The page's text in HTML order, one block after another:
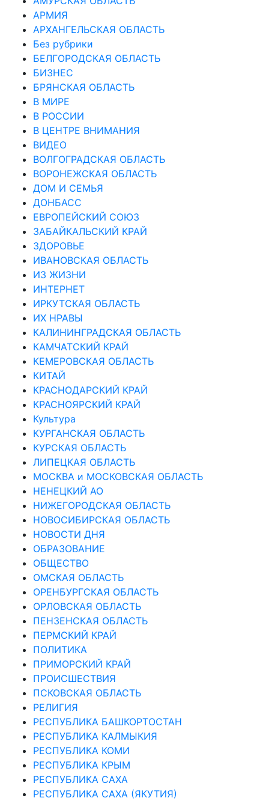
АРМИЯ
АРХАНГЕЛЬСКАЯ ОБЛАСТЬ
Без рубрики
БЕЛГОРОДСКАЯ ОБЛАСТЬ
БИЗНЕС
БРЯНСКАЯ ОБЛАСТЬ
В МИРЕ
В РОССИИ
В ЦЕНТРЕ ВНИМАНИЯ
ВИДЕО
ВОЛГОГРАДСКАЯ ОБЛАСТЬ
ВОРОНЕЖСКАЯ ОБЛАСТЬ
ДОМ И СЕМЬЯ
ДОНБАСС
ЕВРОПЕЙСКИЙ СОЮЗ
ЗАБАЙКАЛЬСКИЙ КРАЙ
ЗДОРОВЬЕ
ИВАНОВСКАЯ ОБЛАСТЬ
ИЗ ЖИЗНИ
ИНТЕРНЕТ
ИРКУТСКАЯ ОБЛАСТЬ
ИХ НРАВЫ
КАЛИНИНГРАДCКАЯ ОБЛАСТЬ
КАМЧАТСКИЙ КРАЙ
КЕМЕРОВСКАЯ ОБЛАСТЬ
КИТАЙ
КРАСНОДАРСКИЙ КРАЙ
КРАСНОЯРСКИЙ КРАЙ
Культура
КУРГАНСКАЯ ОБЛАСТЬ
КУРСКАЯ ОБЛАСТЬ
ЛИПЕЦКАЯ ОБЛАСТЬ
МОСКВА и МОСКОВСКАЯ ОБЛАСТЬ
НЕНЕЦКИЙ АО
НИЖЕГОРОДСКАЯ ОБЛАСТЬ
НОВОСИБИРСКАЯ ОБЛАСТЬ
НОВОСТИ ДНЯ
ОБРАЗОВАНИЕ
ОБЩЕСТВО
ОМСКАЯ ОБЛАСТЬ
ОРЕНБУРГСКАЯ ОБЛАСТЬ
ОРЛОВСКАЯ ОБЛАСТЬ
ПЕНЗЕНСКАЯ ОБЛАСТЬ
ПЕРМСКИЙ КРАЙ
ПОЛИТИКА
ПРИМОРСКИЙ КРАЙ
ПРОИСШЕСТВИЯ
ПСКОВСКАЯ ОБЛАСТЬ
РЕЛИГИЯ
РЕСПУБЛИКА БАШКОРТОСТАН
РЕСПУБЛИКА КАЛМЫКИЯ
РЕСПУБЛИКА КОМИ
РЕСПУБЛИКА КРЫМ
РЕСПУБЛИКА САХА
РЕСПУБЛИКА САХА (ЯКУТИЯ)